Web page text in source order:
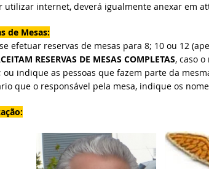
utilizar internet, deverá igualmente anexar em
de Mesas:
efetuar reservas de mesas para 8; 10 ou 12
RESERVAS DE MESAS COMPLETAS, caso
ou indique as pessoas que fazem parte da
que o responsável pela mesa, indique os
: